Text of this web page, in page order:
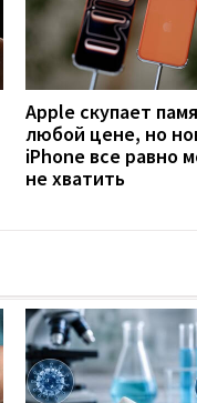
Apple скупает
любой цене, но
iPhone все равно
не хватить